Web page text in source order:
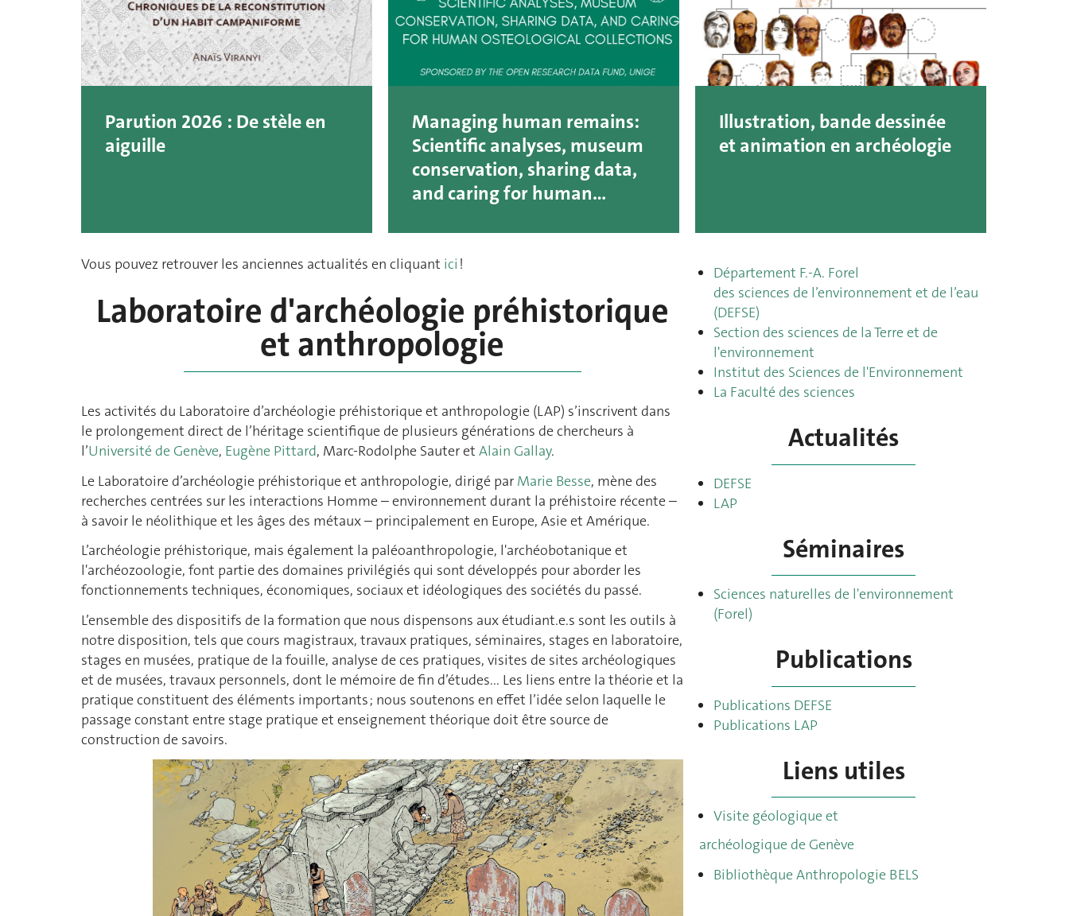
Parution 2026 : De stèle en
aiguille
Managing human remains:
Scientific analyses, museum
conservation, sharing data,
and caring for human
Illustration, bande dessinée
et animation en archéologie
Vous pouvez retrouver les anciennes actualités en cliquant ici !
Laboratoire d'archéologie préhistorique
et anthropologie
Les activités du Laboratoire d’archéologie préhistorique et anthropologie (LAP) s’inscrivent dans
le prolongement direct de l’héritage scientifique de plusieurs générations de chercheurs à
l’Université de Genève, Eugène Pittard, Marc-Rodolphe Sauter et Alain Gallay.
Le Laboratoire d’archéologie préhistorique et anthropologie, dirigé par Marie Besse, mène des
recherches centrées sur les interactions Homme – environnement durant la préhistoire récente –
à savoir le néolithique et les âges des métaux – principalement en Europe, Asie et Amérique.
L’archéologie préhistorique, mais également la paléoanthropologie, l'archéobotanique et
l'archéozoologie, font partie des domaines privilégiés qui sont développés pour aborder les
fonctionnements techniques, économiques, sociaux et idéologiques des sociétés du passé.
L’ensemble des dispositifs de la formation que nous dispensons aux étudiant.e.s sont les outils à
notre disposition, tels que cours magistraux, travaux pratiques, séminaires, stages en laboratoire,
stages en musées, pratique de la fouille, analyse de ces pratiques, visites de sites archéologiques
et de musées, travaux personnels, dont le mémoire de fin d’études... Les liens entre la théorie et la
pratique constituent des éléments importants ; nous soutenons en effet l’idée selon laquelle le
passage constant entre stage pratique et enseignement théorique doit être source de
construction de savoirs.
Département F.-A. Forel
des sciences de l’environnement et de l’eau
(DEFSE)
Section des sciences de la Terre et de
l'environnement
Institut des Sciences de l'Environnement
La Faculté des sciences
Actualités
DEFSE
LAP
Séminaires
Sciences naturelles de l'environnement
(Forel)
Publications
Publications DEFSE
Publications LAP
Liens utiles
Visite géologique et
archéologique de Genève
Bibliothèque Anthropologie BELS